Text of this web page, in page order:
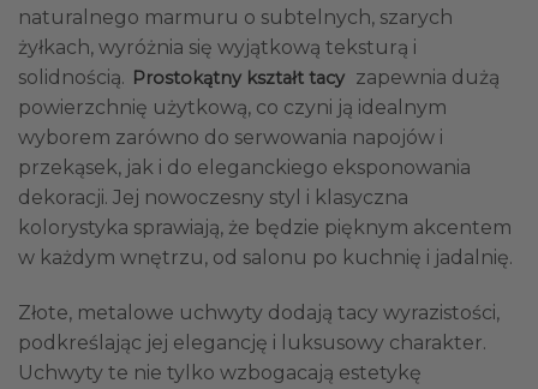
naturalnego marmuru o subtelnych, szarych
żyłkach, wyróżnia się wyjątkową teksturą i
solidnością. Prostokątny kształt tacy zapewnia dużą
powierzchnię użytkową, co czyni ją idealnym
wyborem zarówno do serwowania napojów i
przekąsek, jak i do eleganckiego eksponowania
dekoracji. Jej nowoczesny styl i klasyczna
kolorystyka sprawiają, że będzie pięknym akcentem
w każdym wnętrzu, od salonu po kuchnię i jadalnię.
Złote, metalowe uchwyty dodają tacy wyrazistości,
podkreślając jej elegancję i luksusowy charakter.
Uchwyty te nie tylko wzbogacają estetykę